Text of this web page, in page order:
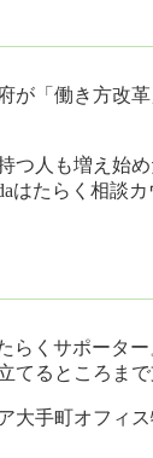
「働き方改
人も増え始
はたらく相談
くサポー
てるところまで
大手町オフィス